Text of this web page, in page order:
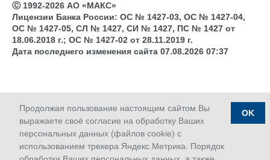
Продолжая пользование настоящим сайтом Вы
выражаете своё согласие на обработку Ваших
персональных данных (файлов cookie) с
использованием трекера Яндекс.Метрика. Порядок
OK
Ⓒ 1992-2026 АО «МАКС»
Лицензии Банка России: ОС № 1427-03, ОС № 1427-04,
ОС № 1427-05, СЛ № 1427, СИ № 1427, ПС № 1427 от
18.06.2018 г.; ОС № 1427-02 от 28.11.2019 г.
Дата последнего изменения сайта 07.08.2026 07:37